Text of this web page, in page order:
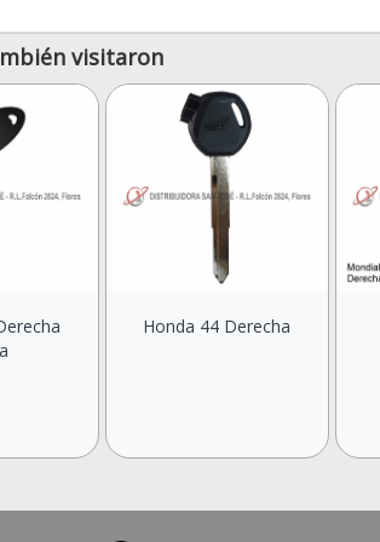
visitaron
Honda 44 Derecha